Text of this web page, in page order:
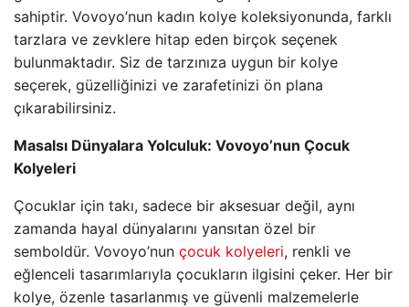
sahiptir. Vovoyo’nun kadın kolye koleksiyonunda, farklı
tarzlara ve zevklere hitap eden birçok seçenek
bulunmaktadır. Siz de tarzınıza uygun bir kolye
seçerek, güzelliğinizi ve zarafetinizi ön plana
çıkarabilirsiniz.
Masalsı Dünyalara Yolculuk: Vovoyo’nun Çocuk
Kolyeleri
Çocuklar için takı, sadece bir aksesuar değil, aynı
zamanda hayal dünyalarını yansıtan özel bir
semboldür. Vovoyo’nun çocuk kolyeleri, renkli ve
eğlenceli tasarımlarıyla çocukların ilgisini çeker. Her bir
kolye, özenle tasarlanmış ve güvenli malzemelerle